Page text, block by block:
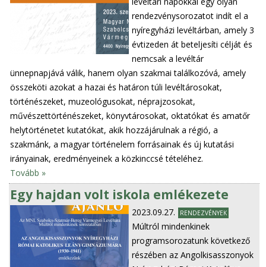
rendezvénysorozatot indít el a
nyíregyházi levéltárban, amely 3
évtizeden át beteljesíti célját és
nemcsak a levéltár
ünnepnapjává válik, hanem olyan szakmai találkozóvá, amely
összeköti azokat a hazai és határon túli levéltárosokat,
történészeket, muzeológusokat, néprajzosokat,
művészettörténészeket, könyvtárosokat, oktatókat és amatőr
helytörténetet kutatókat, akik hozzájárulnak a régió, a
szakmánk, a magyar történelem forrásainak és új kutatási
irányainak, eredményeinek a közkinccsé tételéhez.
Tovább »
Egy hajdan volt iskola emlékezete
2023.09.27. RENDEZVÉNYEK
Múltról mindenkinek
programsorozatunk következő
részében az Angolkisasszonyok